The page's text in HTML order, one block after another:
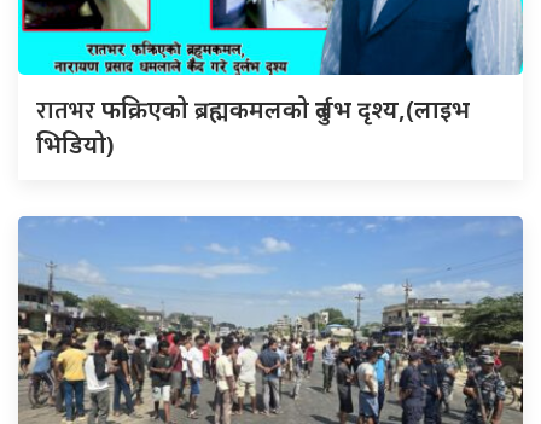
रातभरफक्रिएको ब्रह्मकमलको दुर्लभ दृश्य,(लाइभ
भिडियो)